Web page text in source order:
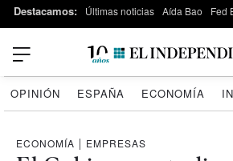
Destacamos: Últimas noticias Aída Bao Fed
OPINIÓN ESPAÑA ECONOMÍA
ECONOMÍA | EMPRESAS